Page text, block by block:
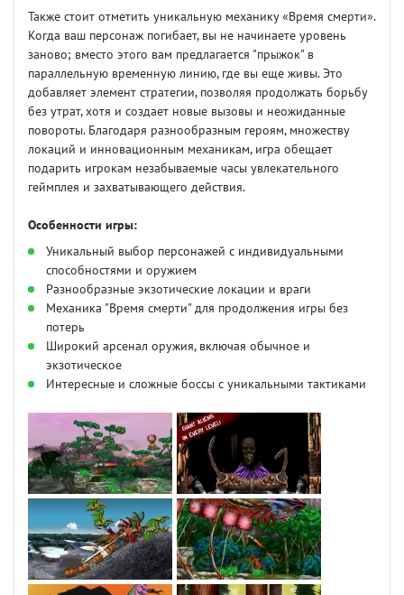
Также стоит отметить уникальную механику «Время смерти».
Когда ваш персонаж погибает, вы не начинаете уровень
заново; вместо этого вам предлагается "прыжок" в
параллельную временную линию, где вы еще живы. Это
добавляет элемент стратегии, позволяя продолжать борьбу
без утрат, хотя и создает новые вызовы и неожиданные
повороты. Благодаря разнообразным героям, множеству
локаций и инновационным механикам, игра обещает
подарить игрокам незабываемые часы увлекательного
геймплея и захватывающего действия.
Особенности игры:
Уникальный выбор персонажей с индивидуальными
способностями и оружием
Разнообразные экзотические локации и враги
Механика "Время смерти" для продолжения игры без
потерь
Широкий арсенал оружия, включая обычное и
экзотическое
Интересные и сложные боссы с уникальными тактиками